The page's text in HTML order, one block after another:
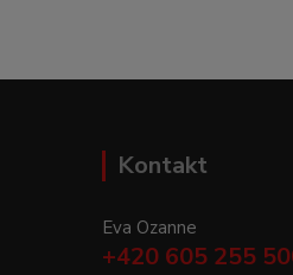
Kontakt
Eva Ozanne
+420 605 255